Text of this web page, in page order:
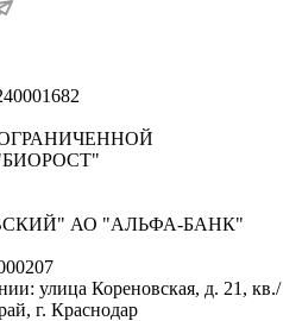
ОГРАНИЧЕННОЙ
АО "АЛЬФА-БАНК"
улица Кореновская, д. 21, кв./
г. Краснодар